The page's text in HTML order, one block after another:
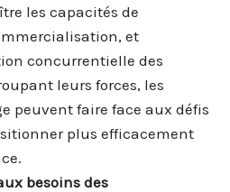
les capacités de
et
concurrentielle des
leurs forces, les
peuvent faire face aux défis
plus efficacement
besoins des